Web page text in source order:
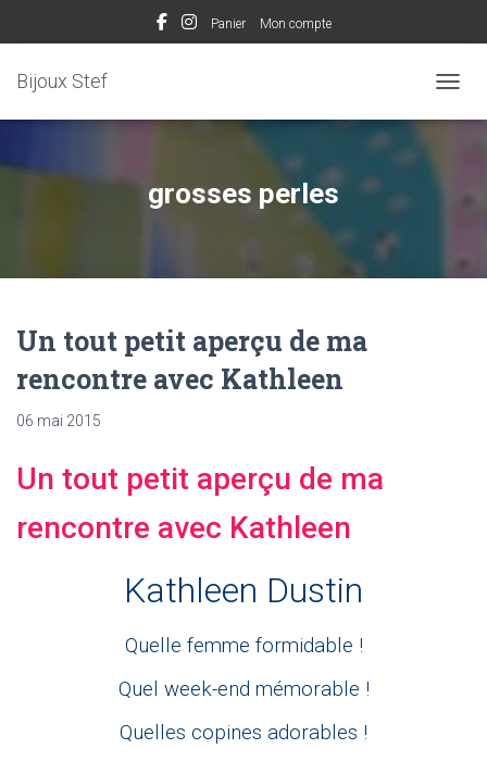
Panier Mon compte
Bijoux Stef
grosses perles
Un tout petit aperçu de ma
rencontre avec Kathleen
06 mai 2015
Un tout petit aperçu de ma
rencontre avec Kathleen
Kathleen Dustin
Quelle femme formidable !
Quel week-end mémorable !
Quelles copines adorables !